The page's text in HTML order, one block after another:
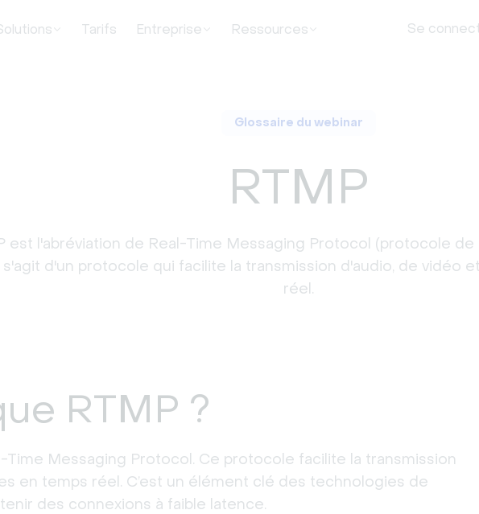
Tarifs Entreprise Ressources Se
Glossaire du webinar
RTMP
est l'abréviation de Real-Time Messaging Protocol (protocole
s'agit d'un protocole qui facilite la transmission d'audio, de vidéo
réel.
RTMP ?
Time Messaging Protocol. Ce protocole facilite la transmission
en temps réel. C’est un élément clé des technologies de
des connexions à faible latence.